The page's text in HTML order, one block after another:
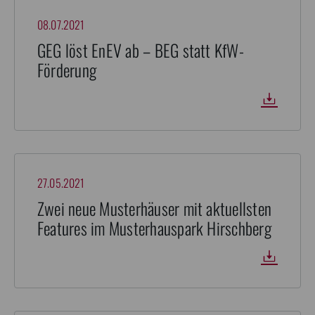
08.07.2021
GEG löst EnEV ab – BEG statt KfW-
Förderung
27.05.2021
Zwei neue Musterhäuser mit aktuellsten
Features im Musterhauspark Hirschberg